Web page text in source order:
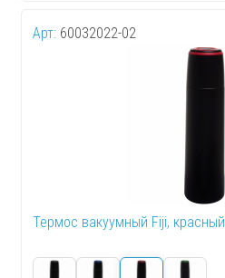
Арт: 60032022-02
Термос вакуумный Fiji, красный